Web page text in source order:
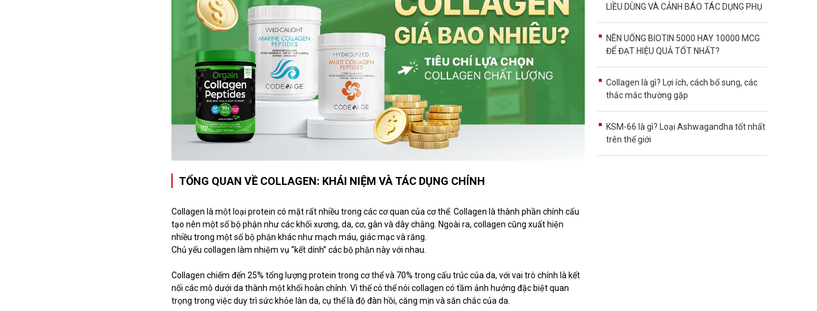
TỔNG QUAN VỀ COLLAGEN: KHÁI NIỆM VÀ TÁC DỤNG CHÍNH
Collagen là một loại protein có mặt rất nhiều trong các cơ quan của cơ thể. Collagen là thành phần chính cấu
tạo nên một số bộ phận như các khối xương, da, cơ, gân và dây chằng. Ngoài ra, collagen cũng xuất hiện
nhiều trong một số bộ phận khác như mạch máu, giác mạc và răng.
Chủ yếu collagen làm nhiệm vụ “kết dính” các bộ phận này với nhau.
Collagen chiếm đến 25% tổng lượng protein trong cơ thể và 70% trong cấu trúc của da, với vai trò chính là kết
nối các mô dưới da thành một khối hoàn chỉnh. Vì thế có thể nói collagen có tầm ảnh hưởng đặc biệt quan
trọng trong việc duy trì sức khỏe làn da, cụ thể là độ đàn hồi, căng mịn và săn chắc của da.
LIỀU DÙNG VÀ CẢNH BÁO TÁC DỤNG PHỤ
NÊN UỐNG BIOTIN 5000 HAY 10000 MCG
ĐỂ ĐẠT HIỆU QUẢ TỐT NHẤT?
Collagen là gì? Lợi ích, cách bổ sung, các
thắc mắc thường gặp
KSM-66 là gì? Loại Ashwagandha tốt nhất
trên thế giới